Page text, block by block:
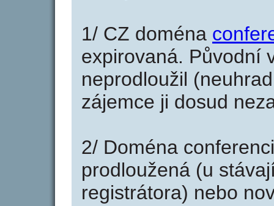
1/ CZ doména
expirovaná. Původní
neprodloužil
zájemce ji dosud
2/ Doména
prodloužená (u
registrátora) nebo